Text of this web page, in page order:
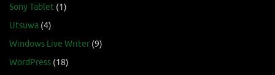
Sony Tablet (1)
Utsuwa (4)
Windows Live Writer (9)
WordPress (18)